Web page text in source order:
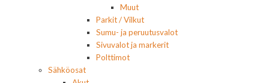
Muut
Parkit / Vilkut
Sumu- ja peruutusvalot
Sivuvalot ja markerit
Polttimot
Sähköosat